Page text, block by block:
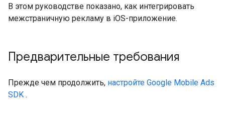
В этом руководстве показано, как интегрировать
межстраничную рекламу в iOS-приложение.
Предварительные требования
Прежде чем продолжить, настройте Google Mobile Ads
SDK .